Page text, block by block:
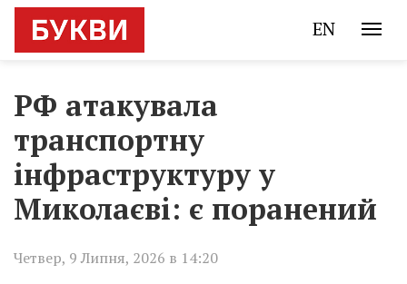
EN
РФ атакувала
транспортну
інфраструктуру у
Миколаєві: є поранений
Четвер, 9 Липня, 2026 в 14:20